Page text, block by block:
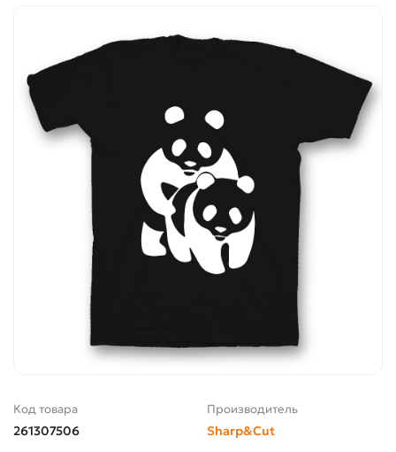
Код товара
261307506
Производитель
Sharp&Cut